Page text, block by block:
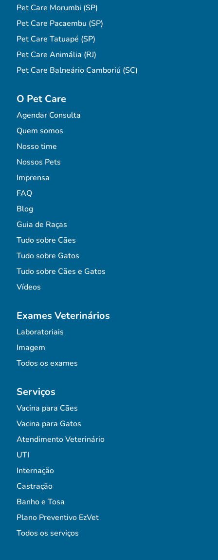
Pet Care Morumbi (SP)
Pet Care Pacaembu (SP)
Pet Care Tatuapé (SP)
Pet Care Animália (RJ)
Pet Care Balneário Camboriú (SC)
O Pet Care
Agendar Consulta
Quem somos
Nosso time
Nossos Pets
Imprensa
FAQ
Blog
Guia de Raças
Tudo sobre Cães
Tudo sobre Gatos
Tudo sobre Cães e Gatos
Vídeos
Exames Veterinários
Laboratoriais
Imagem
Todos os exames
Serviços
Vacina para Cães
Vacina para Gatos
Atendimento Veterinário
UTI
Internação
Castração
Banho e Tosa
Plano Preventivo EzVet
Todos os serviços